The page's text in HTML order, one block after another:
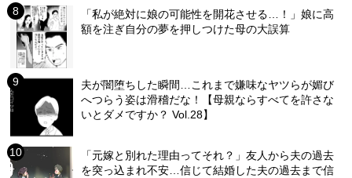
「私が絶対に娘の可能性を開花させる…！」娘に高
額を注ぎ自分の夢を押しつけた母の大誤算
夫が闇堕ちした瞬間…これまで嫌味なヤツらが媚び
へつらう姿は滑稽だな！【母親ならすべてを許さな
いとダメですか？ Vol.28】
「元嫁と別れた理由ってそれ？」友人から夫の過去
を突っ込まれ不安…信じて結婚した夫の過去まで信